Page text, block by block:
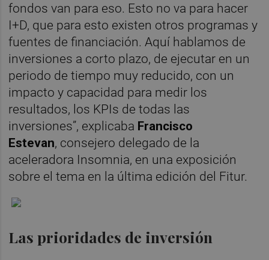
fondos van para eso. Esto no va para hacer
I+D, que para esto existen otros programas y
fuentes de financiación. Aquí hablamos de
inversiones a corto plazo, de ejecutar en un
periodo de tiempo muy reducido, con un
impacto y capacidad para medir los
resultados, los KPIs de todas las
inversiones”, explicaba Francisco
Estevan, consejero delegado de la
aceleradora Insomnia, en una exposición
sobre el tema en la última edición del Fitur.
Las prioridades de inversión